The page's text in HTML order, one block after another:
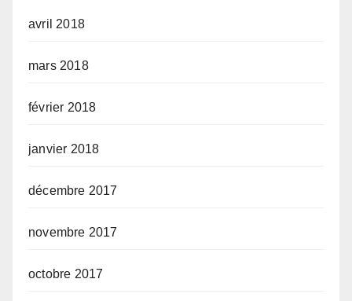
avril 2018
mars 2018
février 2018
janvier 2018
décembre 2017
novembre 2017
octobre 2017